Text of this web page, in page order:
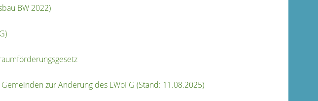
BW 2022)
zur Änderung des LWoFG (Stand: 11.08.2025)